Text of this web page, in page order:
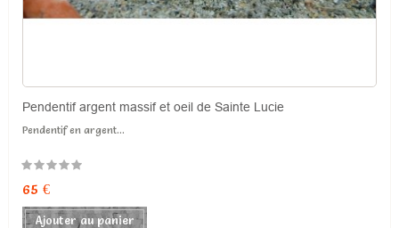
Pendentif argent massif et oeil de Sainte Lucie
Pendentif en argent...
65 €
Ajouter au panier